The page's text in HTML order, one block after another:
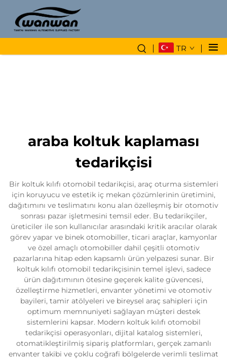
TR
araba koltuk kaplaması
tedarikçisi
Bir koltuk kılıfı otomobil tedarikçisi, araç oturma sistemleri
için koruyucu ve estetik iç mekan çözümlerinin üretimini,
dağıtımını ve teslimatını konu alan özelleşmiş bir otomotiv
sonrası pazar işletmesini temsil eder. Bu tedarikçiler,
üreticiler ile son kullanıcılar arasındaki kritik aracılar olarak
görev yapar ve binek otomobiller, ticari araçlar, kamyonlar
ve özel amaçlı otomobiller dahil çeşitli otomotiv
pazarlarına hitap eden kapsamlı ürün yelpazesi sunar. Bir
koltuk kılıfı otomobil tedarikçisinin temel işlevi, sadece
ürün dağıtımının ötesine geçerek kalite güvencesi,
özelleştirme hizmetleri, envanter yönetimi ve otomotiv
bayileri, tamir atölyeleri ve bireysel araç sahipleri için
optimum memnuniyeti sağlayan müşteri destek
sistemlerini kapsar. Modern koltuk kılıfı otomobil
tedarikçisi operasyonları, dijital katalog sistemleri,
otomatikleştirilmiş sipariş platformları, gerçek zamanlı
envanter takibi ve çoklu coğrafi bölgelerde verimli teslimat